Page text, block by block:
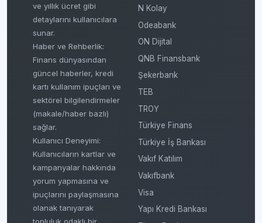
ve yıllık ücret gibi
detaylarını kullanıcılara
sunar.
Haber ve Rehberlik:
Finans dünyasından
güncel haberler, kredi
kartı kullanım ipuçları ve
sektörel bilgilendirmeler
(makale/haber bazlı)
sağlar.
Kullanıcı Deneyimi:
Kullanıcıların kartlar ve
kampanyalar hakkında
yorum yapmasına ve
ipuçlarını paylaşmasına
olanak tanıyarak
N Kolay
Odeabank
ON Dijital
QNB Finansbank
Şekerbank
TEB
TROY
Türkiye Finans
Türkiye İş Bankası
Vakıf Katılım
Vakıfbank
Visa
Yapı Kredi Bankası